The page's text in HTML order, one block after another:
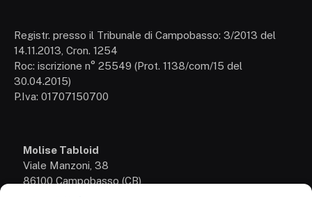
Registr. presso il Tribunale di Campobasso: 3/2013 del
14.11.2013, Cron. 1254
Roc: iscrizione n° 25549 (Prot. 1138/com/15 del
30.04.2015)
P.Iva: 01707150700
Molise Tabloid
Viale Manzoni, 38
86100 Campobasso (CB)